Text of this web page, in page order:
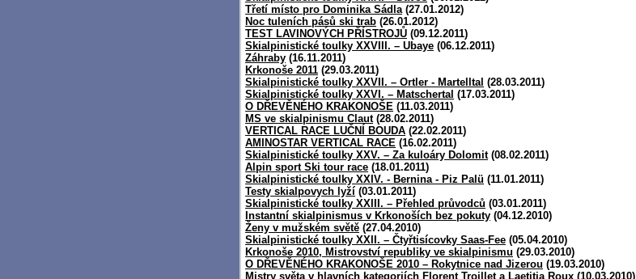
Třetí místo pro Dominika Sádla(27.01.2012)
Noc tuleních pásů ski trab (26.01.2012)
TEST LAVINOVÝCH PŘÍSTROJŮ (09.12.2011)
Skialpinistické toulky XXVIII. – Ubaye (06.12.2011)
Záhraby (16.11.2011)
Krkonoše 2011 (29.03.2011)
Skialpinistické toulky XXVII. – Ortler - Martelltal (28.03.2011)
Skialpinistické toulky XXVI. – Matschertal (17.03.2011)
O DŘEVĚNÉHO KRAKONOŠE (11.03.2011)
MS ve skialpinismu Claut(28.02.2011)
VERTICAL RACE LUČNÍ BOUDA (22.02.2011)
AMINOSTAR VERTICAL RACE (16.02.2011)
Skialpinistické toulky XXV. – Za kuloáry Dolomit(08.02.2011)
Alpin sport Ski tour race (18.01.2011)
Skialpinistické toulky XXIV. - Bernina - Piz Palü (11.01.2011)
Testy skialpovych lyží (03.01.2011)
Skialpinistické toulky XXIII. – Přehled průvodců (03.01.2011)
Instantní skialpinismus v Krkonoších bez pokuty (04.12.2010)
Ženy v mužském světě (27.04.2010)
Skialpinistické toulky XXII. – Čtyřtisícovky Saas-Fee (05.04.2010)
Krkonoše 2010, Mistrovství republiky ve skialpinismu (29.03.2010)
O DŘEVĚNÉHO KRAKONOŠE 2010 – Rokytnice nad Jizerou (19.03.2010)
Mistry světa v hlavních kategoriích Florent Troillet a Laetitia Roux (10.03.2010)